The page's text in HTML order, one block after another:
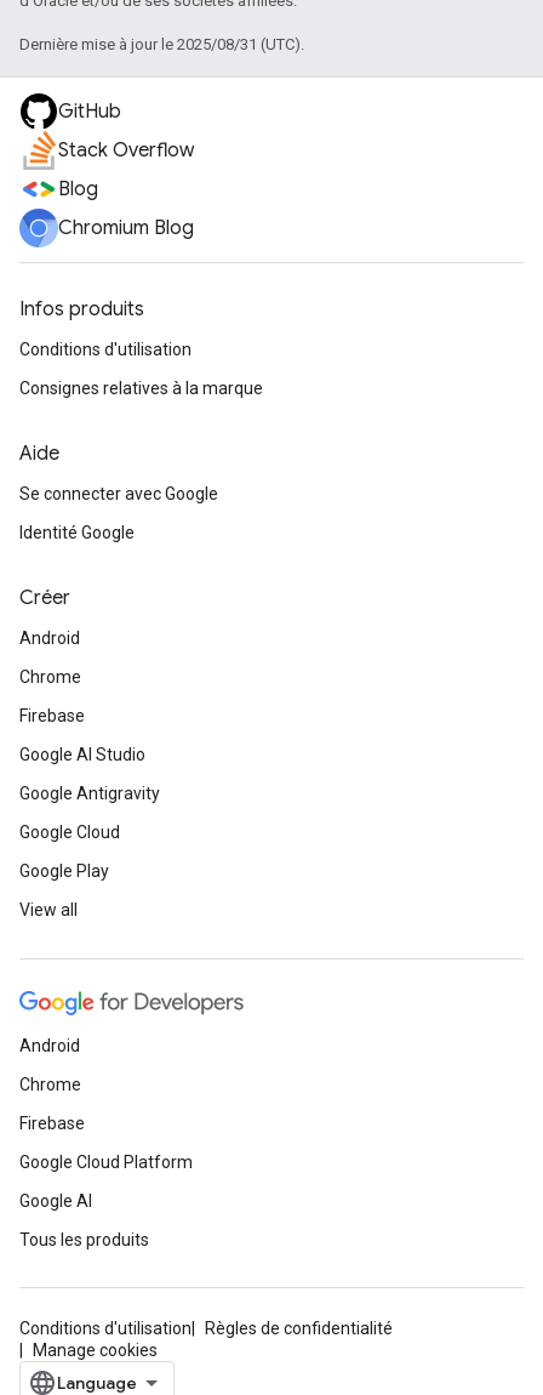
Dernière mise à jour le 2025/08/31 (UTC).
GitHub
Stack Overflow
Blog
Chromium Blog
Infos produits
Conditions d'utilisation
Consignes relatives à la marque
Aide
Se connecter avec Google
Identité Google
Créer
Android
Chrome
Firebase
Google AI Studio
Google Antigravity
Google Cloud
Google Play
View all
Android
Chrome
Firebase
Google Cloud Platform
Google AI
Tous les produits
Conditions d'utilisation
Règles de confidentialité
Manage cookies